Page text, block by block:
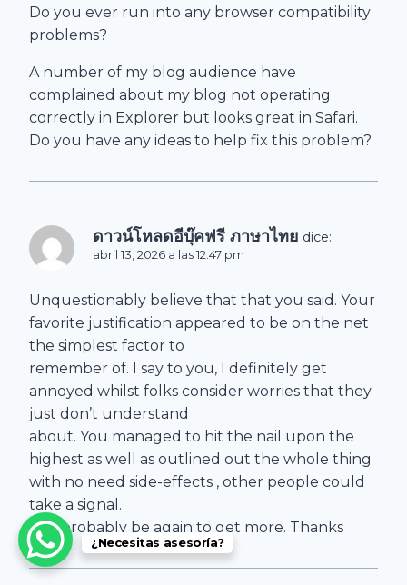
Do you ever run into any browser compatibility
problems?
A number of my blog audience have
complained about my blog not operating
correctly in Explorer but looks great in Safari.
Do you have any ideas to help fix this problem?
ดาวน์โหลดอีบุ๊คฟรี ภาษาไทย dice:
abril 13, 2026 a las 12:47 pm
Unquestionably believe that that you said. Your
favorite justification appeared to be on the net
the simplest factor to
remember of. I say to you, I definitely get
annoyed whilst folks consider worries that they
just don’t understand
about. You managed to hit the nail upon the
highest as well as outlined out the whole thing
with no need side-effects , other people could
take a signal.
Will probably be again to get more. Thanks
¿Necesitas asesoría?